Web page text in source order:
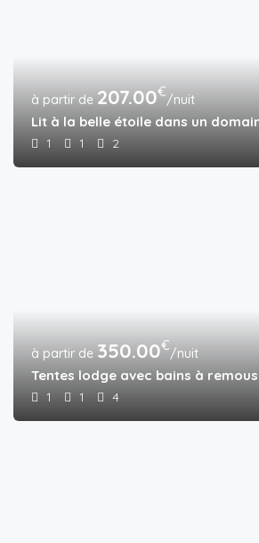
207.00€/nuit
Lit à la belle étoile dans un
1 1 2
350.00€/nuit
Tentes lodge avec bains à remous
1 1 4